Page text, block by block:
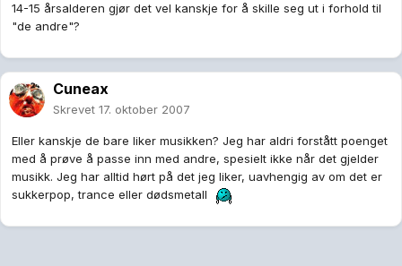
14-15 årsalderen gjør det vel kanskje for å skille seg ut i forhold til
"de andre"?
Cuneax
Skrevet 17. oktober 2007
Eller kanskje de bare liker musikken? Jeg har aldri forstått poenget
med å prøve å passe inn med andre, spesielt ikke når det gjelder
musikk. Jeg har alltid hørt på det jeg liker, uavhengig av om det er
sukkerpop, trance eller dødsmetall